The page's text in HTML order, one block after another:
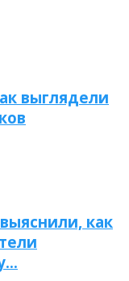
выглядели
как